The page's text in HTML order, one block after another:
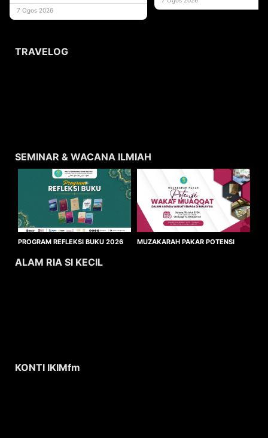
usaha
7 Ogos 2026
TRAVELOG
SEMINAR & WACANA ILMIAH
PROGRAM REFLEKSI BUKU 2026
MUZAKARAH PAKAR POTENSI
ALAM RIA SI KECIL
KONTI IKIMfm